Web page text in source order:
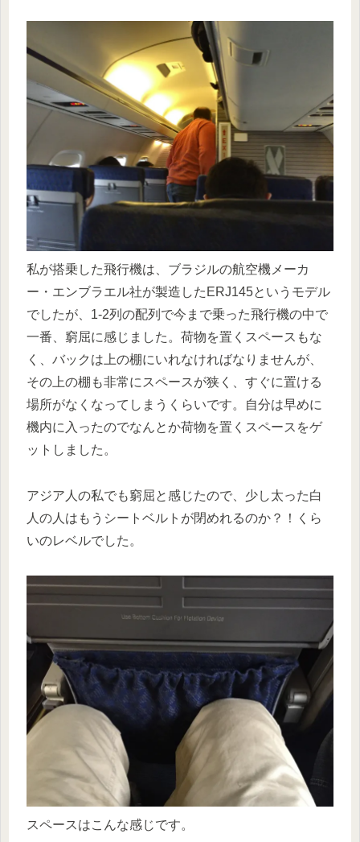
私が搭乗した飛行機は、ブラジルの航空機メーカ
ー・エンブラエル社が製造したERJ145というモデル
でしたが、1-2列の配列で今まで乗った飛行機の中で
一番、窮屈に感じました。荷物を置くスペースもな
く、バックは上の棚にいれなければなりませんが、
その上の棚も非常にスペースが狭く、すぐに置ける
場所がなくなってしまうくらいです。自分は早めに
機内に入ったのでなんとか荷物を置くスペースをゲ
ットしました。
アジア人の私でも窮屈と感じたので、少し太った白
人の人はもうシートベルトが閉めれるのか？！くら
いのレベルでした。
スペースはこんな感じです。